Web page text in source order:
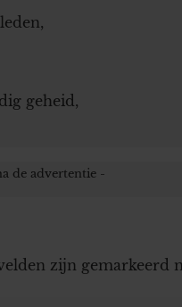
geheid,
zijn gemarkeerd